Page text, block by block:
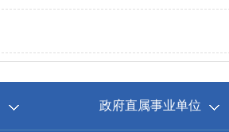
政府直属事业单位